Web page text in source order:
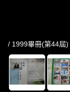
/ 1999畢冊(第44屆)